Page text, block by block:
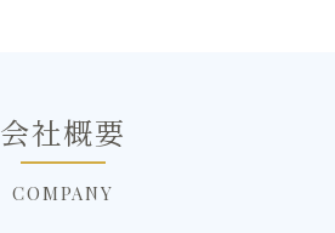
会社概要
COMPANY